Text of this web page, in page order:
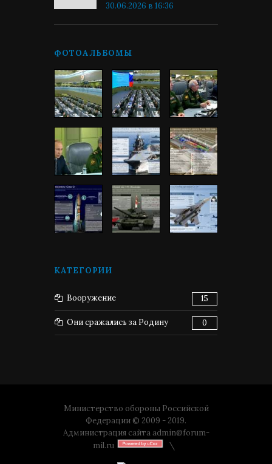
30.06.2026 в 16:36
ФОТОАЛЬБОМЫ
КАТЕГОРИИ
Вооружение 15
Они сражались за Родину 0
Министерство обороны Российской
Федерации © 2009 - 2019.
Администрация сайта admin@forum-
mil.ru